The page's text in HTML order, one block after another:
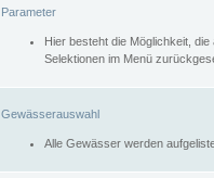
Parameter
Hier besteht die Möglichkeit,
Selektionen im Menü
Gewässerauswahl
Alle Gewässer werden